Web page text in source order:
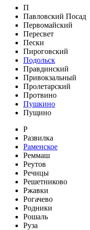
П
Павловский Посад
Первомайский
Пересвет
Пески
Пироговский
Подольск
Правдинский
Привокзальный
Пролетарский
Протвино
Пушкино
Пущино
Р
Развилка
Раменское
Реммаш
Реутов
Речицы
Решетниково
Ржавки
Рогачево
Родники
Рошаль
Руза